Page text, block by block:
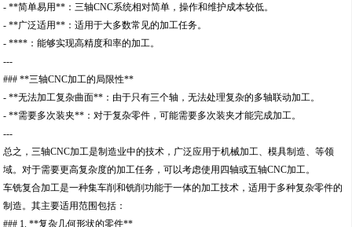
- **简单易用**：三轴CNC系统相对简单，操作和维护成本较低。
- **广泛适用**：适用于大多数常见的加工任务。
- ****：能够实现高精度和率的加工。
---
### **三轴CNC加工的局限性**
- **无法加工复杂曲面**：由于只有三个轴，无法处理复杂的多轴联动加工。
- **需要多次装夹**：对于复杂零件，可能需要多次装夹才能完成加工。
---
总之，三轴CNC加工是制造业中的技术，广泛应用于机械加工、模具制造、等领
域。对于需要更高复杂度的加工任务，可以考虑使用四轴或五轴CNC加工。
车铣复合加工是一种集车削和铣削功能于一体的加工技术，适用于多种复杂零件的
制造。其主要适用范围包括：
### 1. **复杂几何形状的零件**